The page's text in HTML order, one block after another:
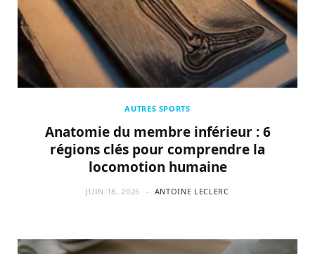
AUTRES SPORTS
Anatomie du membre inférieur : 6
régions clés pour comprendre la
locomotion humaine
JUIN 18, 2026 ANTOINE LECLERC